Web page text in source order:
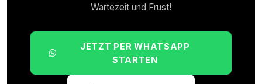
Wartezeit und Frust!
JETZT PER WHATSAPP
STARTEN